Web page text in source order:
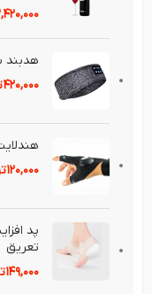
هدبند
۴۲۰,۰۰۰
۱۲۰,۰۰۰
تعريق⁣
۱۴۹,۰۰۰